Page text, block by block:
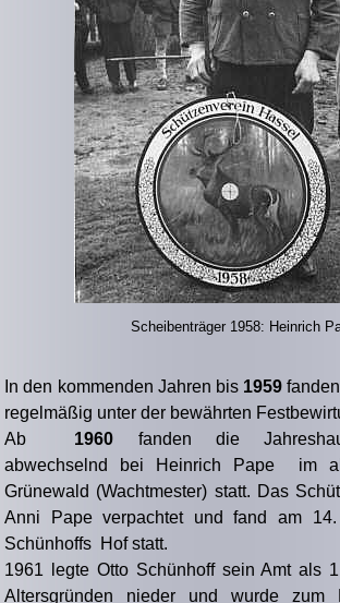
Scheibenträger 1958: Heinrich
In den kommenden Jahren bis 1959
regelmäßig unter der bewährten
Ab 1960 fanden die
abwechselnd bei Heinrich Pape im
Grünewald (Wachtmester) statt. Das
Anni Pape verpachtet und fand am
Schünhoffs Hof statt.
1961 legte Otto Schünhoff sein Amt als
Altersgründen nieder und wurde zum